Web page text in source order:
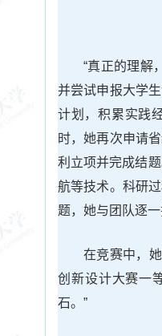
“真正的理解
并尝试申报大学
计划，积累实践
时，她再次申请
利立项并完成结
航等技术。科研
题，她与团队逐
在竞赛中，
创新设计大赛一
石。”